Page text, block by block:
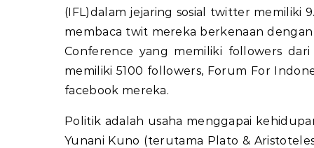
(IFL)dalam jejaring sosial twitter memiliki
membaca twit mereka berkenaan
Conference yang memiliki followers
memiliki 5100 followers, Forum For
facebook mereka.
Politik adalah usaha menggapai
Yunani Kuno (terutama Plato &